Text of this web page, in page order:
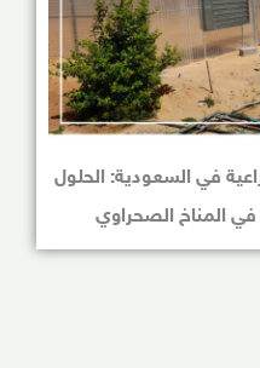
في السعودية: الحلول
في المناخ الصحراوي